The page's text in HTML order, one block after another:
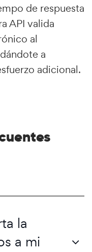
de respuesta
API valida
al
a
adicional.
la
a mi